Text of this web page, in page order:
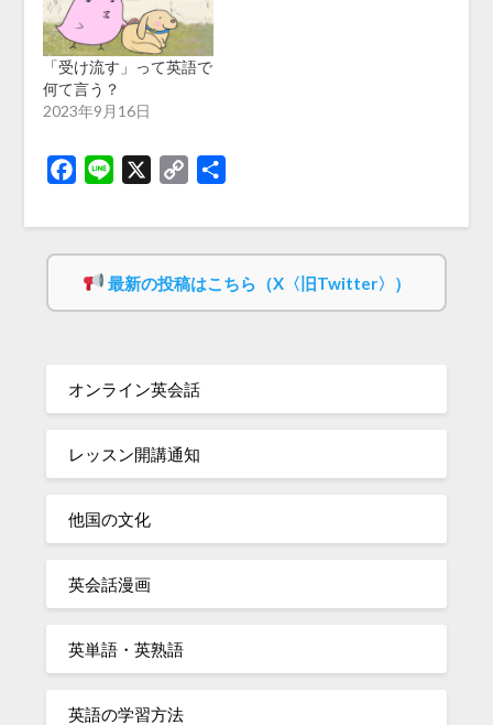
「受け流す」って英語で
何て言う？
2023年9月16日
Facebook
Line
Copy
最新の投稿はこちら（X〈旧Twitter〉）
オンライン英会話
レッスン開講通知
他国の文化
英会話漫画
英単語・英熟語
英語の学習方法